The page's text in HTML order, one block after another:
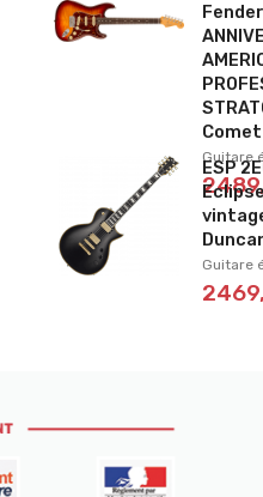
Guitare
ESP
Guitare